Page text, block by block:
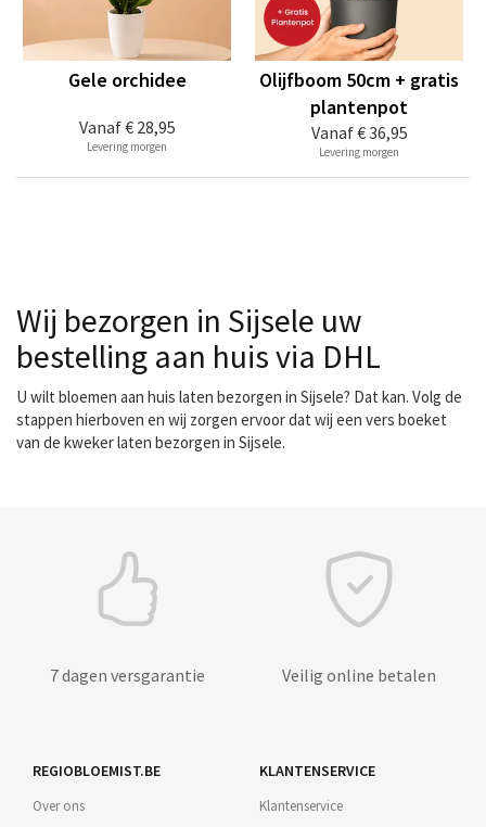
Vanaf€ 28,95
Gele orchidee
Levering morgen
Vanaf€ 36,95
Olijfboom 50cm + gratis
plantenpot
Levering morgen
Wij bezorgen in Sijsele uw
bestelling aan huis via DHL
U wilt bloemen aan huis laten bezorgen in Sijsele? Dat kan. Volg de
stappen hierboven en wij zorgen ervoor dat wij een vers boeket
van de kweker laten bezorgen in Sijsele.
7 dagen versgarantie Veilig online betalen
REGIOBLOEMIST.BE
Over ons
KLANTENSERVICE
Klantenservice